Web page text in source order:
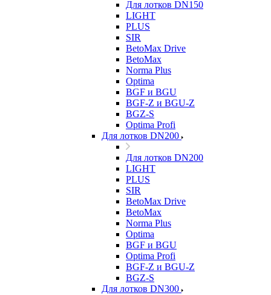
Для лотков DN150
LIGHT
PLUS
SIR
BetoMax Drive
BetoMax
Norma Plus
Optima
BGF и BGU
BGF-Z и BGU-Z
BGZ-S
Optima Profi
Для лотков DN200
Для лотков DN200
LIGHT
PLUS
SIR
BetoMax Drive
BetoMax
Norma Plus
Optima
BGF и BGU
Optima Profi
BGF-Z и BGU-Z
BGZ-S
Для лотков DN300